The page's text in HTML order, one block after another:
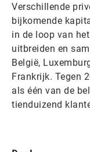
Verschillende
bijkomende
in de loop van
uitbreiden en
België,
Frankrijk. Tegen
als één van de
tienduizend